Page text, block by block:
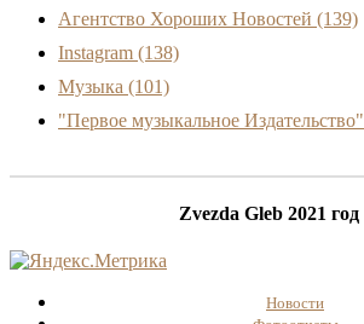
Агентство Хороших Новостей (139)
Instagram (138)
Музыка (101)
"Первое музыкальное Издательство"
Zvezda Gleb 2021 год
Новости